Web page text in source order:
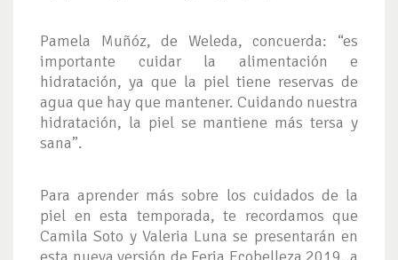
Pamela Muñóz, de Weleda, concuerda: “es
importante cuidar la alimentación e
hidratación, ya que la piel tiene reservas de
agua que hay que mantener. Cuidando nuestra
hidratación, la piel se mantiene más tersa y
sana”.
Para aprender más sobre los cuidados de la
piel en esta temporada, te recordamos que
Camila Soto y Valeria Luna se presentarán en